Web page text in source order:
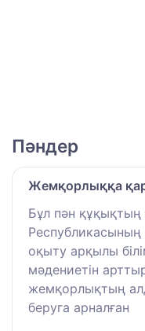
Пәндер
Жемқорлыққа
Бұл пән құқықтың
Республикасының
оқыту арқылы
мәдениетін
жемқорлықтың
беруга арналған